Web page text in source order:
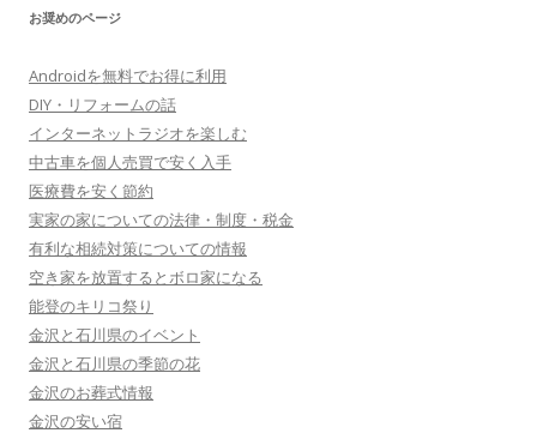
お奨めのページ
Androidを無料でお得に利用
DIY・リフォームの話
インターネットラジオを楽しむ
中古車を個人売買で安く入手
医療費を安く節約
実家の家についての法律・制度・税金
有利な相続対策についての情報
空き家を放置するとボロ家になる
能登のキリコ祭り
金沢と石川県のイベント
金沢と石川県の季節の花
金沢のお葬式情報
金沢の安い宿